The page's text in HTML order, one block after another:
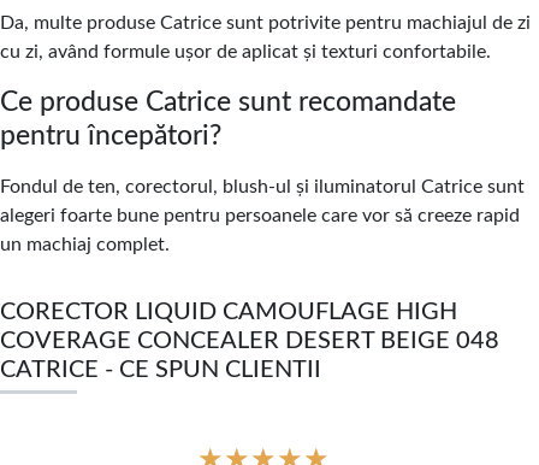
Da, multe produse Catrice sunt potrivite pentru machiajul de zi
cu zi, având formule ușor de aplicat și texturi confortabile.
Ce produse Catrice sunt recomandate
pentru începători?
Fondul de ten, corectorul, blush-ul și iluminatorul Catrice sunt
alegeri foarte bune pentru persoanele care vor să creeze rapid
un machiaj complet.
CORECTOR LIQUID CAMOUFLAGE HIGH
COVERAGE CONCEALER DESERT BEIGE 048
CATRICE - CE SPUN CLIENTII